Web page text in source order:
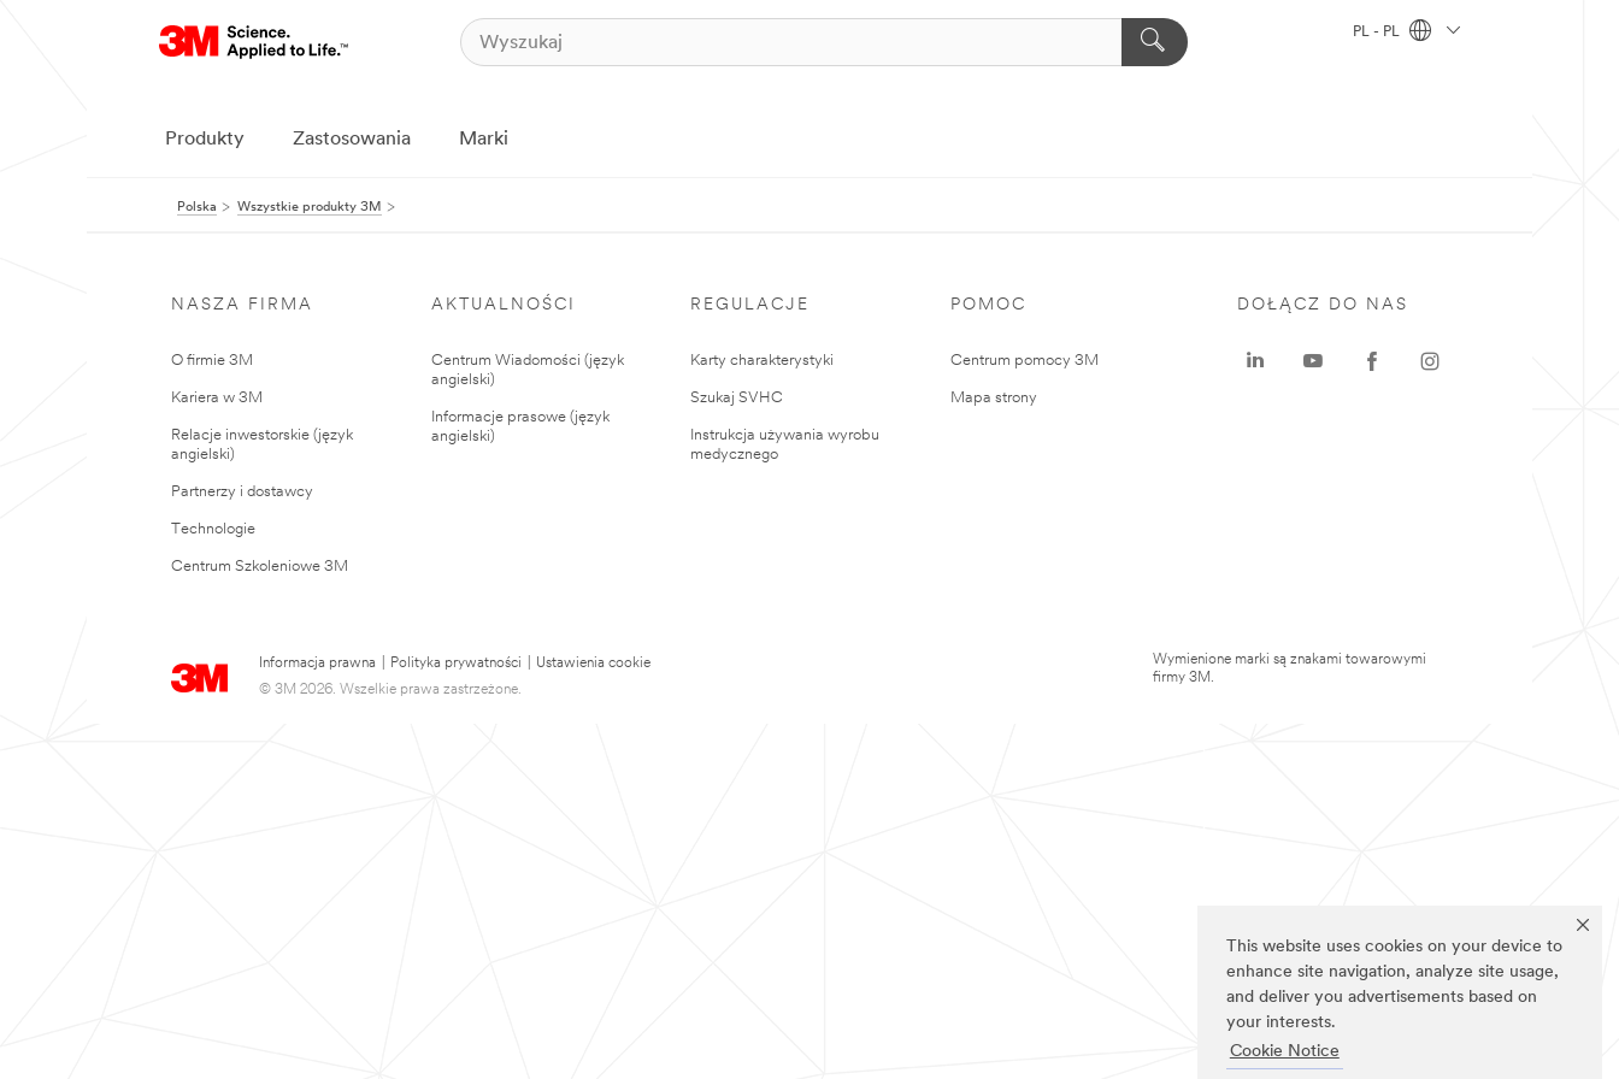
This website uses cookies on your device to
enhance site navigation, analyze site usage,
and deliver you advertisements based on
your interests.
Cookie Notice
PL - PL
Produkty Zastosowania Marki
Polska Wszystkie produkty 3M
NASZA FIRMA
O firmie 3M
Kariera w 3M
Relacje inwestorskie (język
angielski)
Partnerzy i dostawcy
Technologie
Centrum Szkoleniowe 3M
AKTUALNOŚCI
Centrum Wiadomości (język
angielski)
Informacje prasowe (język
angielski)
REGULACJE
Karty charakterystyki
Szukaj SVHC
Instrukcja używania wyrobu
medycznego
POMOC
Centrum pomocy 3M
Mapa strony
Informacja prawna Polityka prywatności
Ustawienia cookie
© 3M 2026. Wszelkie prawa zastrzeżone.
DOŁĄCZ DO NAS
Wymienione marki są znakami towarowymi
firmy 3M.